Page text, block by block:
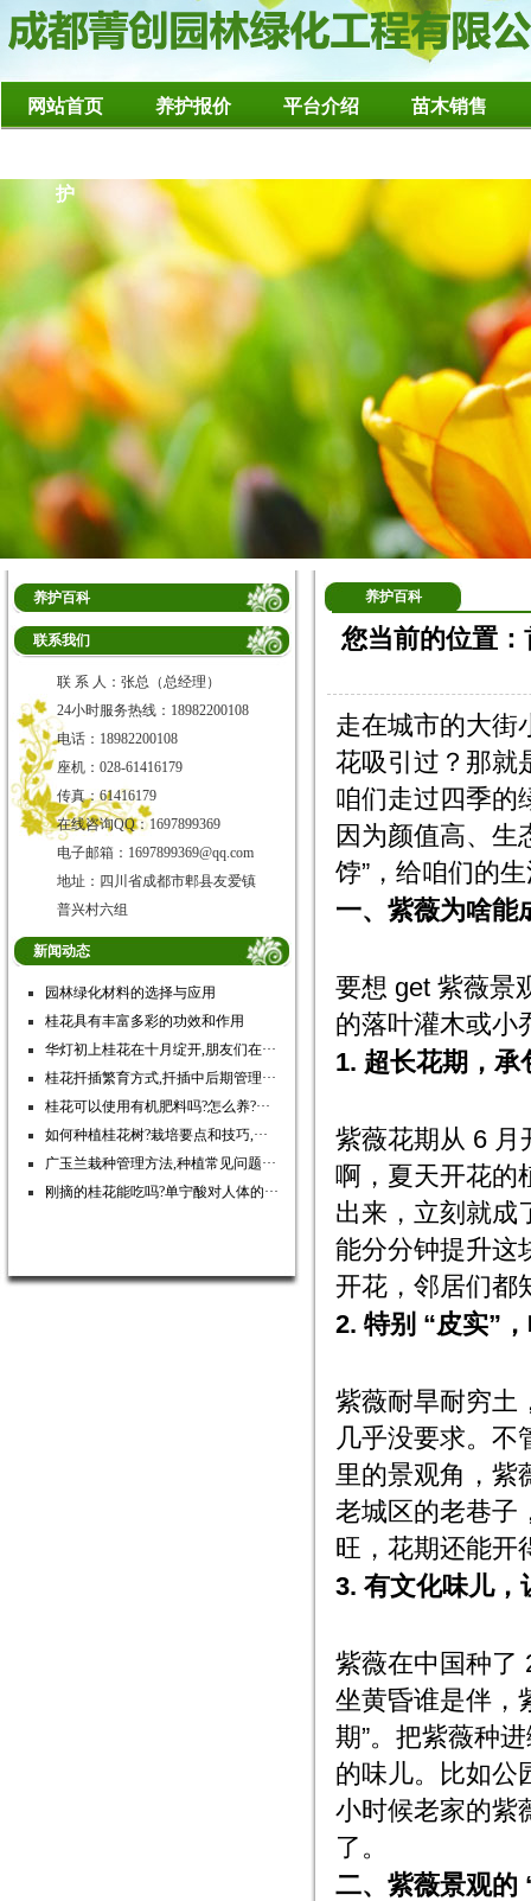
网站首页 养护报价 平台介绍 苗木销售
护
养护百科
联系我们
联 系 人：张总（总经理）
24小时服务热线：18982200108
电话：18982200108
座机：028-61416179
传真：61416179
在线咨询QQ：1697899369
电子邮箱：1697899369@qq.com
地址：四川省成都市郫县友爱镇
普兴村六组
新闻动态
园林绿化材料的选择与应用
桂花具有丰富多彩的功效和作用
华灯初上桂花在十月绽开,朋友们在···
桂花扦插繁育方式,扦插中后期管理···
桂花可以使用有机肥料吗?怎么养?···
如何种植桂花树?栽培要点和技巧,···
广玉兰栽种管理方法,种植常见问题···
刚摘的桂花能吃吗?单宁酸对人体的···
养护百科
您当前的位置：
走在城市的大街
花吸引过？那就
咱们走过四季的
因为颜值高、生
饽”，给咱们的
一、紫薇为啥能
要想 get 紫薇景
的落叶灌木或小
1. 超长花期，承
紫薇花期从 6 月
啊，夏天开花的
出来，立刻就成
能分分钟提升这
开花，邻居们都
2. 特别 “皮实”
紫薇耐旱耐穷土
几乎没要求。不
里的景观角，紫
老城区的老巷子
旺，花期还能开
3. 有文化味儿，
紫薇在中国种了
坐黄昏谁是伴，
期”。把紫薇种
的味儿。比如公
小时候老家的紫
了。
二、紫薇景观的